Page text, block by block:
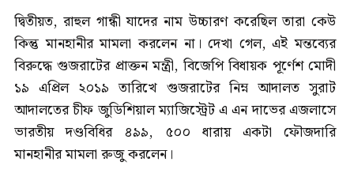
দ্বিতীয়ত, রাহুল গান্ধী যাদের নাম উচ্চারণ করেছিল তারা কেউ
কিন্তু মানহানীর মামলা করলেন না। দেখা গেল, এই মন্তব্যের
বিরুদ্ধে গুজরাটের প্রাক্তন মন্ত্রী, বিজেপি বিধায়ক পূর্ণেশ মোদী
১৯ এপ্রিল ২০১৯ তারিখে গুজরাটের নিম্ন আদালত সুরাট
আদালতের চীফ জুডিশিয়াল ম্যাজিস্ট্রেট এ এন দাভের এজলাসে
ভারতীয় দণ্ডবিধির ৪৯৯, ৫০০ ধারায় একটা ফৌজদারি
মানহানীর মামলা রুজু করলেন।